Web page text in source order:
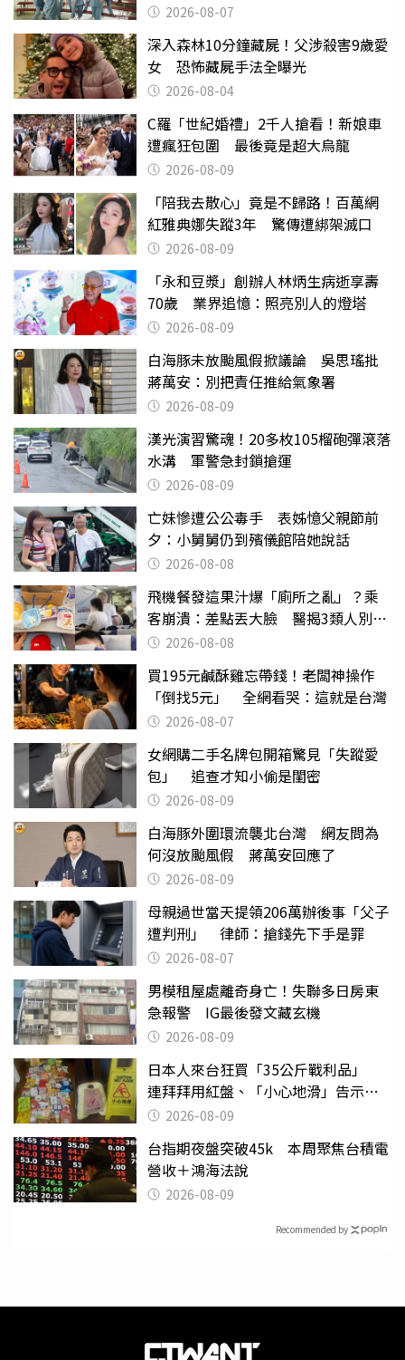
2026-08-07
深入森林10分鐘藏屍！父涉殺害9歲愛
女 恐怖藏屍手法全曝光
2026-08-04
C羅「世紀婚禮」2千人搶看！新娘車
遭瘋狂包圍 最後竟是超大烏龍
2026-08-09
「陪我去散心」竟是不歸路！百萬網
紅雅典娜失蹤3年 驚傳遭綁架滅口
2026-08-09
「永和豆漿」創辦人林炳生病逝享壽
70歲 業界追憶：照亮別人的燈塔
2026-08-09
白海豚未放颱風假掀議論 吳思瑤批
蔣萬安：別把責任推給氣象署
2026-08-09
漢光演習驚魂！20多枚105榴砲彈滾落
水溝 軍警急封鎖搶運
2026-08-09
亡妹慘遭公公毒手 表姊憶父親節前
夕：小舅舅仍到殯儀館陪她說話
2026-08-08
飛機餐發這果汁爆「廁所之亂」？乘
客崩潰：差點丟大臉 醫揭3類人別亂
喝 2026-08-08
買195元鹹酥雞忘帶錢！老闆神操作
「倒找5元」 全網看哭：這就是台灣
2026-08-07
女網購二手名牌包開箱驚見「失蹤愛
包」 追查才知小偷是閨密
2026-08-09
白海豚外圍環流襲北台灣 網友問為
何沒放颱風假 蔣萬安回應了
2026-08-09
母親過世當天提領206萬辦後事「父子
遭判刑」 律師：搶錢先下手是罪
2026-08-07
男模租屋處離奇身亡！失聯多日房東
急報警 IG最後發文藏玄機
2026-08-09
日本人來台狂買「35公斤戰利品」
連拜拜用紅盤、「小心地滑」告示牌
也帶回家
2026-08-09
台指期夜盤突破45k 本周聚焦台積電
營收＋鴻海法說
2026-08-09
Recommended by